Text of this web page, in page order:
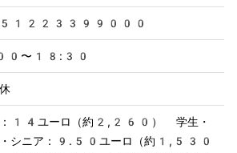
〜18:30
：14ユーロ（約2,260） 学生・
・シニア：9.50ユーロ（約1,530